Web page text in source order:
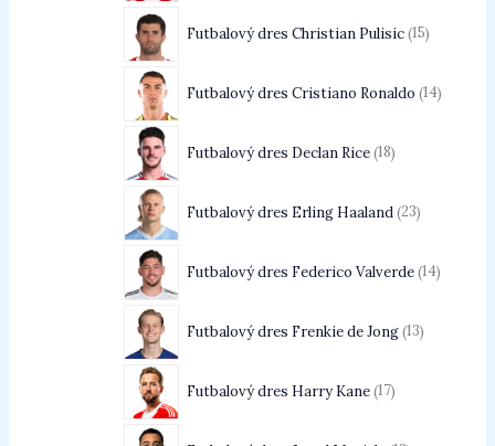
Futbalový dres Christian Pulisic 15
Futbalový dres Cristiano Ronaldo 14
Futbalový dres Declan Rice 18
Futbalový dres Erling Haaland 23
Futbalový dres Federico Valverde 14
Futbalový dres Frenkie de Jong 13
Futbalový dres Harry Kane 17